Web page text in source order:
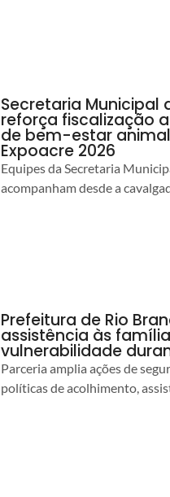
Secretaria Municipal
reforça fiscalização
de bem-estar
Expoacre 2026
Equipes da Secretaria
acompanham desde a
Prefeitura de Rio
assistência às
vulnerabilidade
Parceria amplia ações de
políticas de acolhimento,